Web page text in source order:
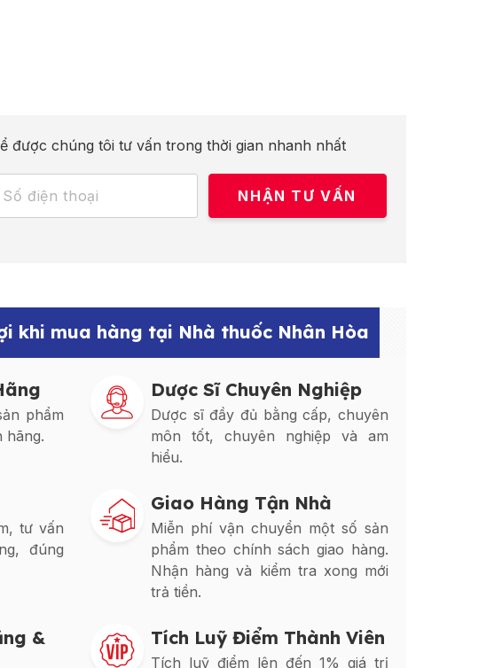
được chúng tôi tư vấn trong thời gian nhanh nhất
khi mua hàng tại Nhà thuốc Nhân Hòa
phẩm
hãng.
Dược Sĩ Chuyên Nghiệp
Dược sĩ đầy đủ bằng cấp, chuyên
môn tốt, chuyên nghiệp và am
hiểu.
tư vấn
đúng
Giao Hàng Tận Nhà
Miễn phí vận chuyển một số sản
phẩm theo chính sách giao hàng.
Nhận hàng và kiểm tra xong mới
trả tiền.
&
Tích Luỹ Điểm Thành Viên
Tích luỹ điểm lên đến 1% giá trị